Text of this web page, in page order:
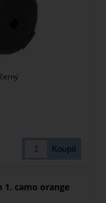
camo orange